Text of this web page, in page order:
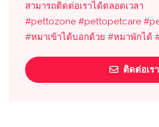
สามารถติดต่อเราได้ตลอดเวลา
#pettozone #pettopetcare
#หมาเข้าได้บอกด้วย #หมาพักได้
ติดต่อเรา